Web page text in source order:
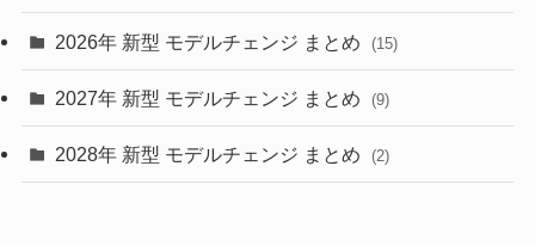
(4)
(1)
2026年 新型 モデルチェンジ まとめ (15)
2027年 新型 モデルチェンジ まとめ (9)
2028年 新型 モデルチェンジ まとめ (2)